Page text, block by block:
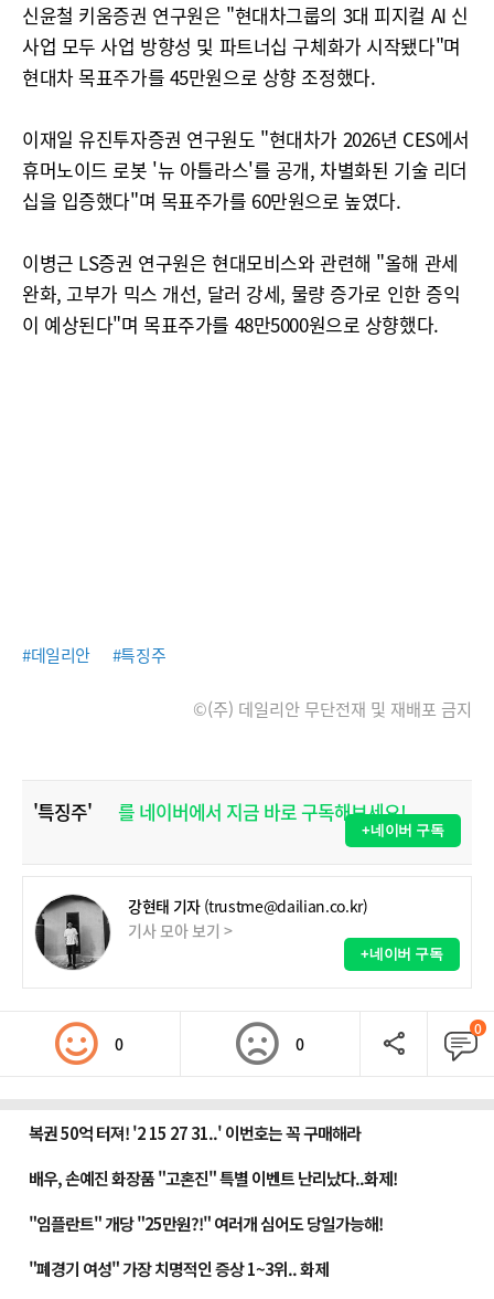
신윤철 키움증권 연구원은 "현대차그룹의 3대 피지컬 AI 신
사업 모두 사업 방향성 및 파트너십 구체화가 시작됐다"며
현대차 목표주가를 45만원으로 상향 조정했다.
이재일 유진투자증권 연구원도 "현대차가 2026년 CES에서
휴머노이드 로봇 '뉴 아틀라스'를 공개, 차별화된 기술 리더
십을 입증했다"며 목표주가를 60만원으로 높였다.
이병근 LS증권 연구원은 현대모비스와 관련해 "올해 관세
완화, 고부가 믹스 개선, 달러 강세, 물량 증가로 인한 증익
이 예상된다"며 목표주가를 48만5000원으로 상향했다.
#데일리안 #특징주
©(주) 데일리안 무단전재 및 재배포 금지
'특징주' 를 네이버에서 지금 바로 구독해보세요!
+네이버 구독
강현태 기자 (trustme@dailian.co.kr)
기사 모아 보기 >
+네이버 구독
0 0
0